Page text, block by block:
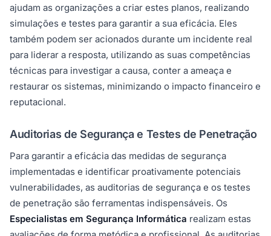
ajudam as organizações a criar estes planos, realizando
simulações e testes para garantir a sua eficácia. Eles
também podem ser acionados durante um incidente real
para liderar a resposta, utilizando as suas competências
técnicas para investigar a causa, conter a ameaça e
restaurar os sistemas, minimizando o impacto financeiro e
reputacional.
Auditorias de Segurança e Testes de Penetração
Para garantir a eficácia das medidas de segurança
implementadas e identificar proativamente potenciais
vulnerabilidades, as auditorias de segurança e os testes
de penetração são ferramentas indispensáveis. Os
Especialistas em Segurança Informática realizam estas